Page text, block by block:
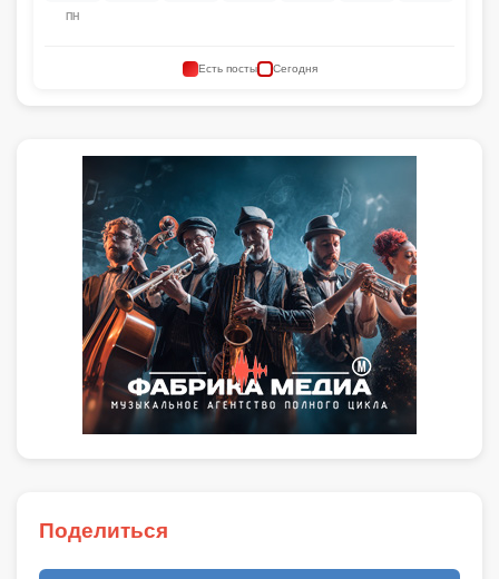
ПН
Есть посты Сегодня
Поделиться